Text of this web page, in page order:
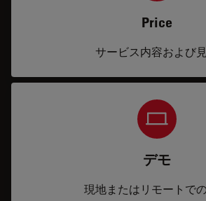
Price
サービス内容および
デモ
現地またはリモートで